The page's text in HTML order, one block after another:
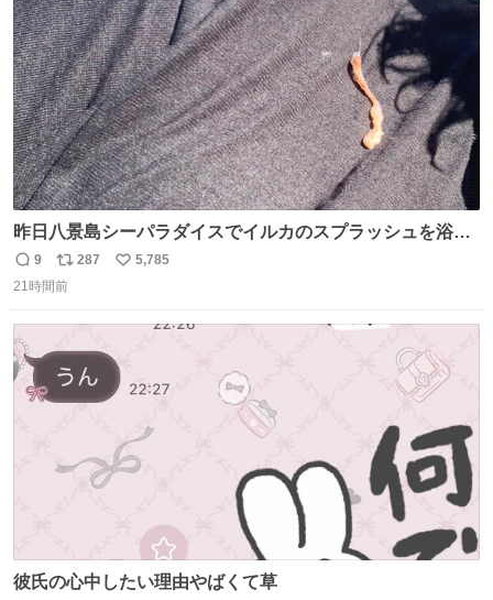
数
昨日八景島シーパラダイスでイルカのスプラッシュを浴び
たらゲソのおまけがついてきました。誰の食べカスかわか
らないけど、とても愛おしいです。こんなおまけまで付け
浜八景島シーパラダイス
返
信
9
リ
ポ
数
287
い
5,785
21時間前
彼氏の心中したい理由やばくて草